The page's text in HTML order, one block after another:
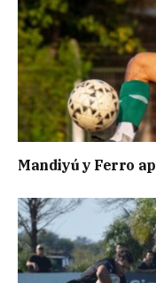
Mandiyú y Ferro